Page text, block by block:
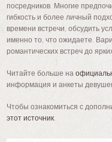
посредников. Многие
гибкость и более личный
времени встречи, обсудить
именно то, что ожидаете.
романтических встреч до
Читайте больше на
информация и анкеты
Чтобы ознакомиться с
этот источник.